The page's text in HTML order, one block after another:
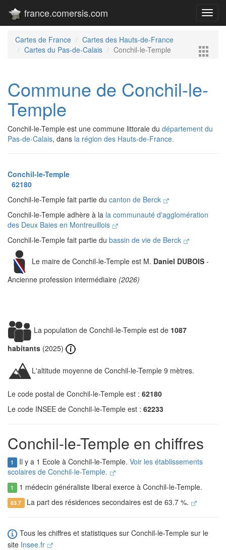
france.comersis.com
Cartes de France
Cartes des Hauts-de-France
Cartes du Pas-de-Calais
Conchil-le-Temple
Commune de Conchil-le-
Temple
Conchil-le-Temple est une commune littorale du département du
Pas-de-Calais, dans la région des Hauts-de-France.
Conchil-le-Temple
62180
Conchil-le-Temple fait partie du canton de Berck
Conchil-le-Temple adhère à la la communauté d'agglomération
des Deux Baies en Montreuillois
Conchil-le-Temple fait partie du bassin de vie de Berck
Le maire de Conchil-le-Temple est M. Daniel DUBOIS -
Ancienne profession intermédiaire (2026)
La population de Conchil-le-Temple est de 1087
habitants (2025)
L'altitude moyenne de Conchil-le-Temple 9 mètres.
Le code postal de Conchil-le-Temple est : 62180
Le code INSEE de Conchil-le-Temple est : 62233
Conchil-le-Temple en chiffres
1 Il y a 1 Ecole à Conchil-le-Temple. Voir les établissements
scolaires de Conchil-le-Temple.
1 1 médecin généraliste liberal exerce à Conchil-le-Temple.
63.7 La part des résidences secondaires est de 63.7 %.
Tous les chiffres et statistiques sur Conchil-le-Temple sur le
site Insee.fr